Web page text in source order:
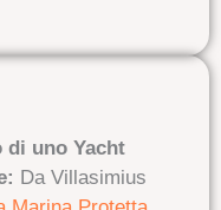
di uno Yacht
Da Villasimius